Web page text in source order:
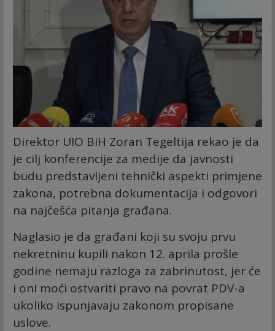
Direktor UIO BiH Zoran Tegeltija rekao je da
je cilj konferencije za medije da javnosti
budu predstavljeni tehnički aspekti primjene
zakona, potrebna dokumentacija i odgovori
na najčešća pitanja građana.
Naglasio je da građani koji su svoju prvu
nekretninu kupili nakon 12. aprila prošle
godine nemaju razloga za zabrinutost, jer će
i oni moći ostvariti pravo na povrat PDV-a
ukoliko ispunjavaju zakonom propisane
uslove.